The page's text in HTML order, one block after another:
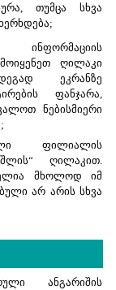
თუმცა სხვა
ღილაკი
ეკრანზე
ფანჯარა,
ნებისმიერი
ფილიალის
ღილაკით.
მხოლოდ იმ
არ არის სხვა
ანგარიშის